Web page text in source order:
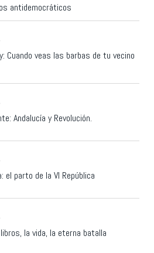
antidemocráticos
Cuando veas las barbas de tu vecino
Andalucía y Revolución.
el parto de la VI República
la vida, la eterna batalla